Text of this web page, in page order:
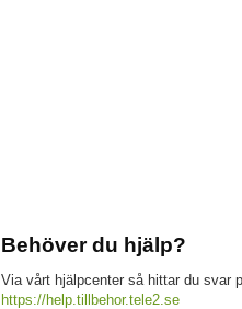
Behöver du hjälp?
Via vårt hjälpcenter så hittar du svar
https://help.tillbehor.tele2.se